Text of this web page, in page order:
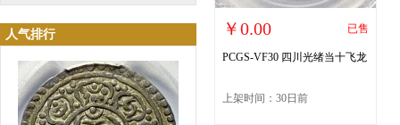
人气排行 ￥0.00 已售
PCGS-VF30 四川光绪当十飞龙
上架时间：30日前